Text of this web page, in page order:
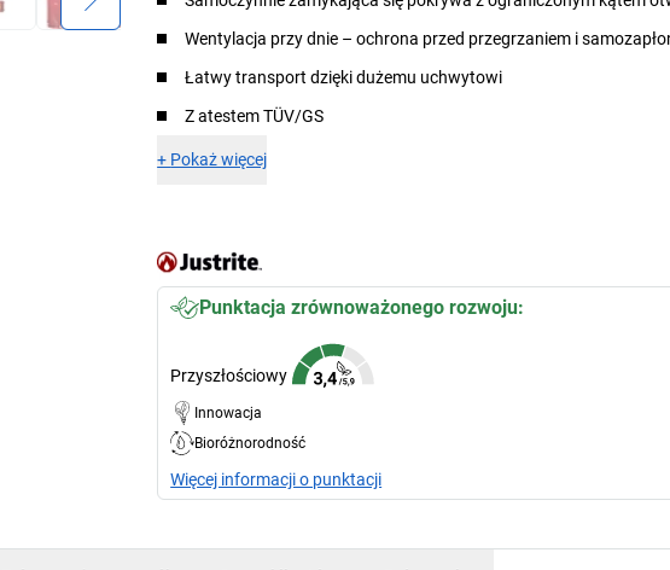
Wentylacja przy dnie – ochrona przed przegrzaniem i
Łatwy transport dzięki dużemu uchwytowi
Z atestem TÜV/GS
+ Pokaż więcej
Punktacja zrównoważonego rozwoju:
Przyszłościowy
Innowacja
Bioróżnorodność
Więcej informacji o punktacji